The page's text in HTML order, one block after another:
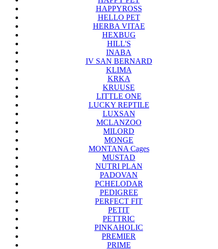
HAPPYROSS
HELLO PET
HERBA VITAE
HEXBUG
HILL'S
INABA
IV SAN BERNARD
KLIMA
KRKA
KRUUSE
LITTLE ONE
LUCKY REPTILE
LUXSAN
MCLANZOO
MILORD
MONGE
MONTANA Cages
MUSTAD
NUTRI PLAN
PADOVAN
PCHELODAR
PEDIGREE
PERFECT FIT
PETIT
PETTRIC
PINKAHOLIC
PREMIER
PRIME